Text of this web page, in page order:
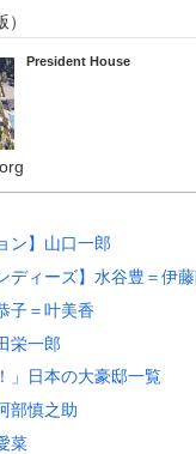
President House
ン】山口一郎
ディーズ】水谷豊＝伊
子＝叶美香
栄一郎
」日本の大豪邸一覧
部慎之助
菜